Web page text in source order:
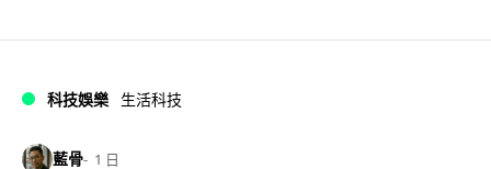
科技娛樂 生活科技
藍骨 1 日